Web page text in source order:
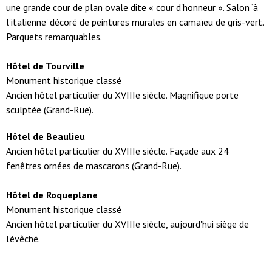
une grande cour de plan ovale dite « cour d'honneur ». Salon ‘à
l'italienne' décoré de peintures murales en camaïeu de gris-vert.
Parquets remarquables.
Hôtel de Tourville
Monument historique classé
Ancien hôtel particulier du XVIIIe siècle. Magnifique porte
sculptée (Grand-Rue).
Hôtel de Beaulieu
Ancien hôtel particulier du XVIIIe siècle. Façade aux 24
fenêtres ornées de mascarons (Grand-Rue).
Hôtel de Roqueplane
Monument historique classé
Ancien hôtel particulier du XVIIIe siècle, aujourd'hui siège de
l'évêché.